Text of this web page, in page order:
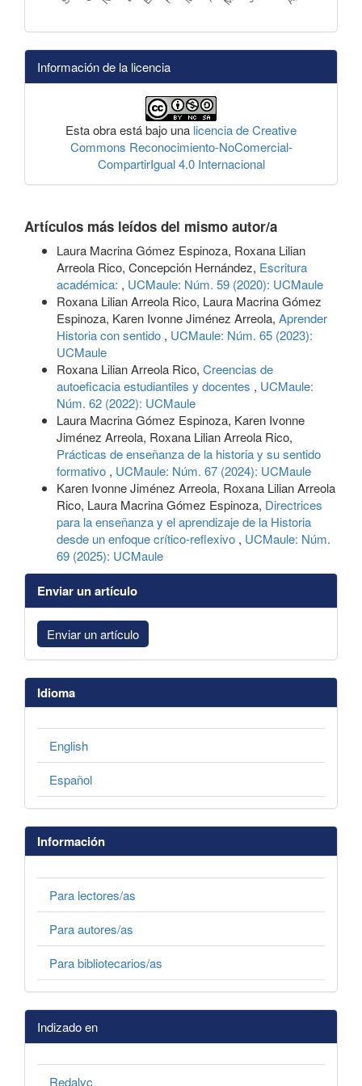
Información de la licencia
Esta obra está bajo una licencia de Creative
Commons Reconocimiento-NoComercial-
CompartirIgual 4.0 Internacional
Artículos más leídos del mismo autor/a
Laura Macrina Gómez Espinoza, Roxana Lilian
Arreola Rico, Concepción Hernández, Escritura
académica: , UCMaule: Núm. 59 (2020): UCMaule
Roxana Lilian Arreola Rico, Laura Macrina Gómez
Espinoza, Karen Ivonne Jiménez Arreola, Aprender
Historia con sentido , UCMaule: Núm. 65 (2023):
UCMaule
Roxana Lilian Arreola Rico, Creencias de
autoeficacia estudiantiles y docentes , UCMaule:
Núm. 62 (2022): UCMaule
Laura Macrina Gómez Espinoza, Karen Ivonne
Jiménez Arreola, Roxana Lilian Arreola Rico,
Prácticas de enseñanza de la historia y su sentido
formativo , UCMaule: Núm. 67 (2024): UCMaule
Karen Ivonne Jiménez Arreola, Roxana Lilian Arreola
Rico, Laura Macrina Gómez Espinoza, Directrices
para la enseñanza y el aprendizaje de la Historia
desde un enfoque crítico-reflexivo , UCMaule: Núm.
69 (2025): UCMaule
Enviar un artículo
Enviar un artículo
Idioma
English
Español
Información
Para lectores/as
Para autores/as
Para bibliotecarios/as
Indizado en
Redalyc